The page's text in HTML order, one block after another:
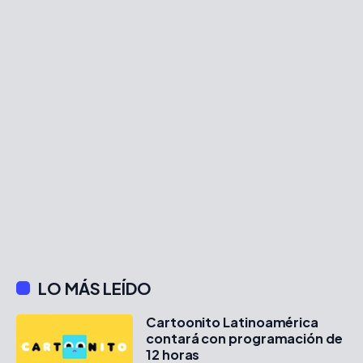
LO MÁS LEÍDO
Cartoonito Latinoamérica
contará con programación de
12 horas